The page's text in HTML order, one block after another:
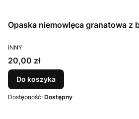
Opaska niemowlęca granatowa z
PRODUCENT
INNY
Cena
20,00 zł
Do koszyka
Dostępność: Dostępny